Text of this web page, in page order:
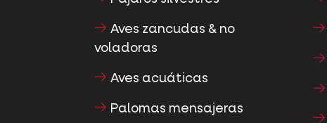
Aves zancudas & no
voladoras
Aves acuáticas
Palomas mensajeras